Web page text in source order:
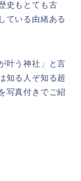
史もとても古
ている由緒ある
叶う神社」と言
知る人ぞ知る超
写真付きでご紹